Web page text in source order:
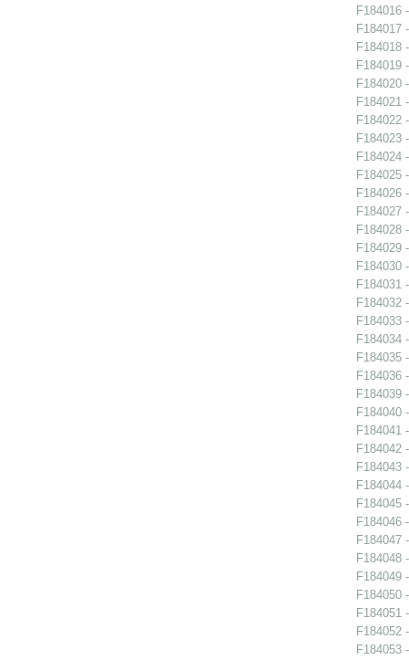
F184016
F184017
F184018
F184019
F184020
F184021
F184022
F184023
F184024
F184025
F184026
F184027
F184028
F184029
F184030
F184031
F184032
F184033
F184034
F184035
F184036
F184039
F184040
F184041
F184042
F184043
F184044
F184045
F184046
F184047
F184048
F184049
F184050
F184051
F184052
F184053